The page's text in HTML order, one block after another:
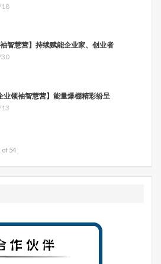
袖智慧营】持续赋能企业家、创业者
业领袖智慧营】能量爆棚精彩纷呈
of 54